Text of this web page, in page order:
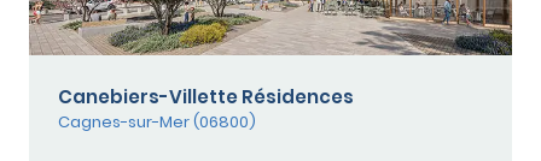
Canebiers-Villette Résidences
Cagnes-sur-Mer (06800)